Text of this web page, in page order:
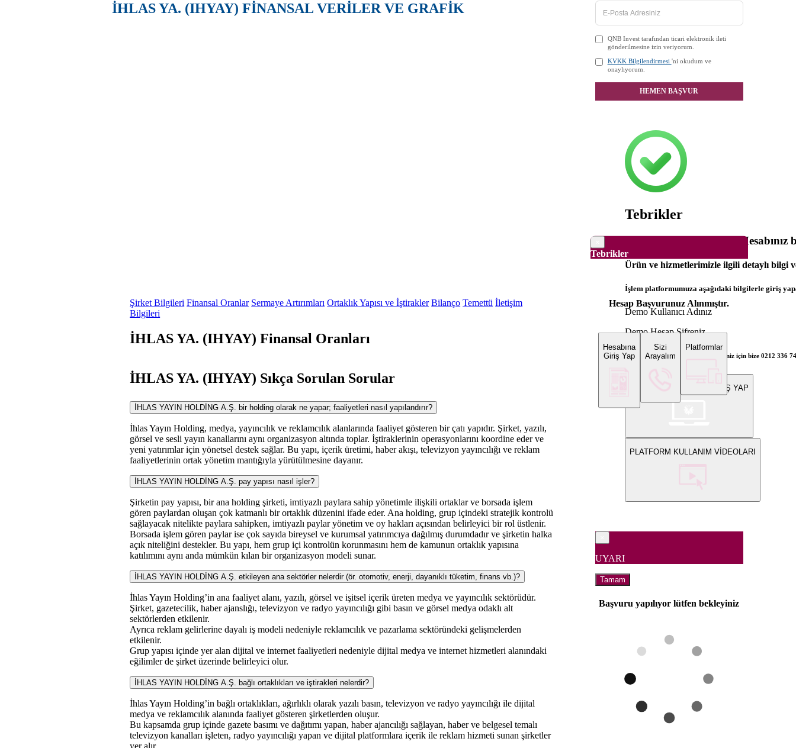
İHLAS YA. (IHYAY) FİNANSAL VERİLER VE GRAFİK
Şirket Bilgileri Finansal Oranlar Sermaye Artırımları Ortaklık Yapısı ve İştirakler Bilanço Temettü İletişim
Bilgileri
İHLAS YA. (IHYAY) Finansal Oranları
İHLAS YA. (IHYAY) Sıkça Sorulan Sorular
İHLAS YAYIN HOLDİNG A.Ş. bir holding olarak ne yapar; faaliyetleri nasıl yapılandırır?
İhlas Yayın Holding, medya, yayıncılık ve reklamcılık alanlarında faaliyet gösteren bir çatı yapıdır. Şirket, yazılı,
görsel ve sesli yayın kanallarını aynı organizasyon altında toplar. İştiraklerinin operasyonlarını koordine eder ve
yeni yatırımlar için yönetsel destek sağlar. Bu yapı, içerik üretimi, haber akışı, televizyon yayıncılığı ve reklam
faaliyetlerinin ortak yönetim mantığıyla yürütülmesine dayanır.
İHLAS YAYIN HOLDİNG A.Ş. pay yapısı nasıl işler?
Şirketin pay yapısı, bir ana holding şirketi, imtiyazlı paylara sahip yönetimle ilişkili ortaklar ve borsada işlem
gören paylardan oluşan çok katmanlı bir ortaklık düzenini ifade eder. Ana holding, grup içindeki stratejik kontrolü
sağlayacak nitelikte paylara sahipken, imtiyazlı paylar yönetim ve oy hakları açısından belirleyici bir rol üstlenir.
Borsada işlem gören paylar ise çok sayıda bireysel ve kurumsal yatırımcıya dağılmış durumdadır ve şirketin halka
açık niteliğini destekler. Bu yapı, hem grup içi kontrolün korunmasını hem de kamunun ortaklık yapısına
katılımını aynı anda mümkün kılan bir organizasyon modeli sunar.
İHLAS YAYIN HOLDİNG A.Ş. etkileyen ana sektörler nelerdir (ör. otomotiv, enerji, dayanıklı tüketim, finans vb.)?
İhlas Yayın Holding’in ana faaliyet alanı, yazılı, görsel ve işitsel içerik üreten medya ve yayıncılık sektörüdür.
Şirket, gazetecilik, haber ajanslığı, televizyon ve radyo yayıncılığı gibi basın ve görsel medya odaklı alt
sektörlerden etkilenir.
Ayrıca reklam gelirlerine dayalı iş modeli nedeniyle reklamcılık ve pazarlama sektöründeki gelişmelerden
etkilenir.
Grup yapısı içinde yer alan dijital ve internet faaliyetleri nedeniyle dijital medya ve internet hizmetleri alanındaki
eğilimler de şirket üzerinde belirleyici olur.
İHLAS YAYIN HOLDİNG A.Ş. bağlı ortaklıkları ve iştirakleri nelerdir?
İhlas Yayın Holding’in bağlı ortaklıkları, ağırlıklı olarak yazılı basın, televizyon ve radyo yayıncılığı ile dijital
medya ve reklamcılık alanında faaliyet gösteren şirketlerden oluşur.
Bu kapsamda grup içinde gazete basımı ve dağıtımı yapan, haber ajancılığı sağlayan, haber ve belgesel temalı
televizyon kanalları işleten, radyo yayıncılığı yapan ve dijital platformlara içerik ile reklam hizmeti sunan şirketler
QNB Invest tarafından ticari elektronik ileti
gönderilmesine izin veriyorum.
KVKK Bilgilendirmesi 'ni okudum ve
onaylıyorum.
HEMEN BAŞVUR
Tebrikler
Hesap Başvurunuz Alınmıştır.
Hesabına
Giriş Yap
Sizi
Arayalım
Platformlar
Tebrikler
Dünya Borsaları Demo
Ürün ve hizmetlerimizle ilgili detaylı bilgi
İşlem platformumuza aşağıdaki bilgilerle giriş
Demo Kullanıcı Adınız
Demo Hesap Şifreniz
Bilgi ve gerçek hesap açılış talepleriniz için bize 0212 336
WEB PLATFORMUNA GİRİŞ YAP
PLATFORM KULLANIM VİDEOLARI
UYARI
Tamam
Başvuru yapılıyor lütfen bekleyiniz